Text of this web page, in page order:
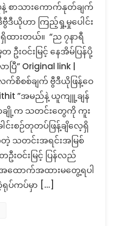
ာက်
စာသားကောက်နုတ်ချက်
ဒီယိုဟာ ကြည့်ရှု့မှုပေါင်း
ထားတယ်။ “ည ၇နာရီ
ဦးဝင်းမြင့် နေအိမ်ပြန်ပို့
ြီ” Original link |
စိစစ်ချက် ဗွီဒီယိုဖြန့်ဝေ
”အမည်နဲ့ ယူကျူ့ချန်
ျို့က သတင်းတွေကို ကူး
င်းစဉ်တုတပ်ဖြန့်ချိလေ့ရှိ
သတင်းအရင်းအမြစ်
းဝင်းမြင့် ပြန်လည်
ထောက်အထားမတွေ့ရပါ
ပ်ကပ်မှာ […]